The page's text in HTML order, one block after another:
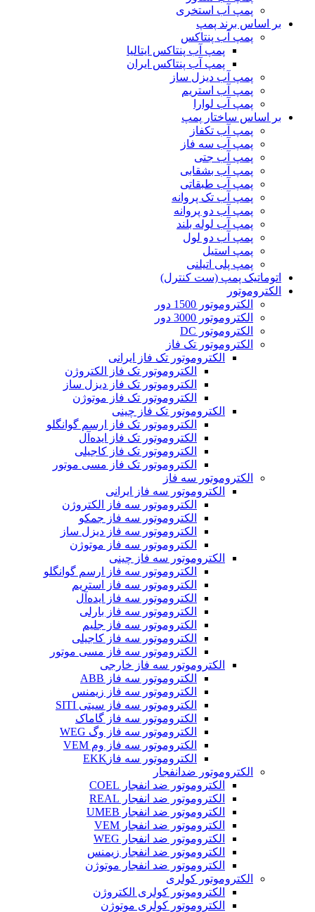
پمپ آب استخری
بر اساس برند پمپ
پمپ آب پنتاکس
پمپ آب پنتاکس ایتالیا
پمپ آب پنتاکس ایران
پمپ آب دیزل ساز
پمپ آب استریم
پمپ آب لوارا
بر اساس ساختار پمپ
پمپ آب تکفاز
پمپ آب سه فاز
پمپ آب جتی
پمپ آب بشقابی
پمپ آب طبقاتی
پمپ آب تک پروانه
پمپ آب دو پروانه
پمپ آب لوله بلند
پمپ آب دو لول
پمپ استیل
پمپ پلی اتیلنی
اتوماتیک پمپ (ست کنترل)
الکتروموتور
الکتروموتور 1500 دور
الکتروموتور 3000 دور
الکتروموتور DC
الکتروموتور تک فاز
الکتروموتور تک فاز ایرانی
الکتروموتور تک فاز الکتروژن
الکتروموتور تک فاز دیزل ساز
الکتروموتور تک فاز موتوژن
الکتروموتور تک فاز چینی
الکتروموتور تک فاز ارسم گوانگلو
الکتروموتور تک فاز ایده‌آل
الکتروموتور تک فاز کاجیلی
الکتروموتور تک فاز مسی موتور
الکتروموتور سه فاز
الکتروموتور سه فاز ایرانی
الکتروموتور سه فاز الکتروژن
الکتروموتور سه فاز جمکو
الکتروموتور سه فاز دیزل ساز
الکتروموتور سه فاز موتوژن
الکتروموتور سه فاز چینی
الکتروموتور سه فاز ارسم گوانگلو
الکتروموتور سه فاز استریم
الکتروموتور سه فاز ایده‌آل
الکتروموتور سه فاز بارلی
الکتروموتور سه فاز جلیم
الکتروموتور سه فاز کاجیلی
الکتروموتور سه فاز مسی موتور
الکتروموتور سه فاز خارجی
الکتروموتور سه فاز ABB
الکتروموتور سه فاز زیمنس
الکتروموتور سه فاز سیتی SITI
الکتروموتور سه فاز گاماک
الکتروموتور سه فاز وگ WEG
الکتروموتور سه فاز وم VEM
الکتروموتور سه فازEKK
الکتروموتور ضدانفجار
الکتروموتور ضد انفجار COEL
الکتروموتور ضد انفجار REAL
الکتروموتور ضد انفجار UMEB
الکتروموتور ضد انفجار VEM
الکتروموتور ضد انفجار WEG
الکتروموتور ضد انفجار زیمنس
الکتروموتور ضد انفجار موتوژن
الکتروموتور کولری
الکتروموتور کولری الکتروژن
الکتروموتور کولری موتوژن